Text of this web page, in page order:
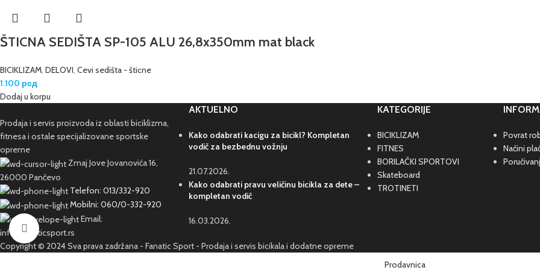
Kliknite da poveća sliku
ŠTICNA SEDIŠTA SP-105 ALU 26,8x350mm mat black
BICIKLIZAM, DELOVI, Cevi sedišta - šticne
1.100 рсд
Dodaj u korpu
Prodaja i servis proizvoda iz oblasti biciklizma,
fitnesa i ostale specijalizovane sportske
opreme
Zmaj Jove Jovanovića 16,
26000 Pančevo
Telefon: 013/332-920
Mobilni: 060/0-332-920
Email:
info@fanaticsport.rs
AKTUELNO
Kako odabrati kacigu za bicikl? Kompletan
vodič za bezbednu vožnju
21.07.2026.
Kako odabrati pravu veličinu bicikla za dete –
kompletan vodič
16.03.2026.
KATEGORIJE
BICIKLIZAM
FITNES
BORILAČKI SPORTOVI
Skateboard
TROTINETI
Povrat
Načini
Copyright © 2024 Sva prava zadržana - Fanatic Sport - Prodaja i servis bicikala i dodatne opreme
Prodavnica